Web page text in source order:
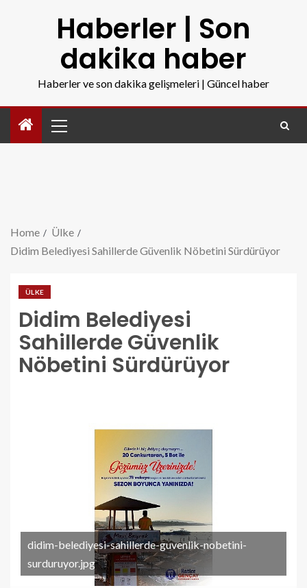
Haberler | Son
dakika haber
Haberler ve son dakika gelişmeleri | Güncel haber
Home
Ülke
Didim Belediyesi Sahillerde Güvenlik Nöbetini Sürdürüyor
ÜLKE
Didim Belediyesi
Sahillerde Güvenlik
Nöbetini Sürdürüyor
didim-belediyesi-sahillerde-guvenlik-nobetini-
surduruyor.jpg